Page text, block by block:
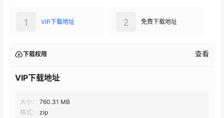
VIP下载地址
1 免费下载地址
2
下载权限 查看
VIP下载地址
大小：
760.31 MB
格式：
zip